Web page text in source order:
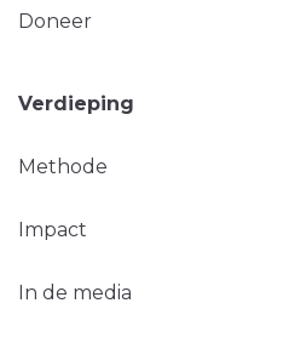
Doneer
Verdieping
Methode
Impact
In de media